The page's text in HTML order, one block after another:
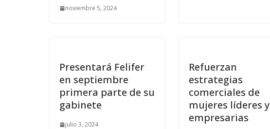
noviembre 5, 2024
Presentará Felifer
en septiembre
primera parte de su
gabinete
julio 3, 2024
Refuerzan
estrategias
comerciales de
mujeres líderes y
empresarias